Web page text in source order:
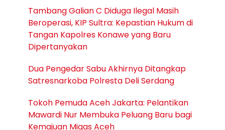
Tambang Galian C Diduga Ilegal Masih
Beroperasi, KIP Sultra: Kepastian Hukum di
Tangan Kapolres Konawe yang Baru
Dipertanyakan
Dua Pengedar Sabu Akhirnya Ditangkap
Satresnarkoba Polresta Deli Serdang
Tokoh Pemuda Aceh Jakarta: Pelantikan
Mawardi Nur Membuka Peluang Baru bagi
Kemajuan Migas Aceh